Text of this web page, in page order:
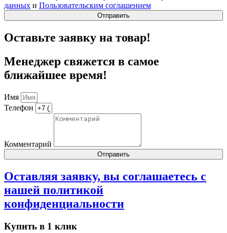
данных и Пользовательским соглашением
Отправить
Оставьте заявку на товар!
Менеджер свяжется в самое
ближайшее время!
Имя
Телефон
Комментарий
Отправить
Оставляя заявку, вы соглашаетесь с
нашей политикой
конфиденциальности
Купить в 1 клик